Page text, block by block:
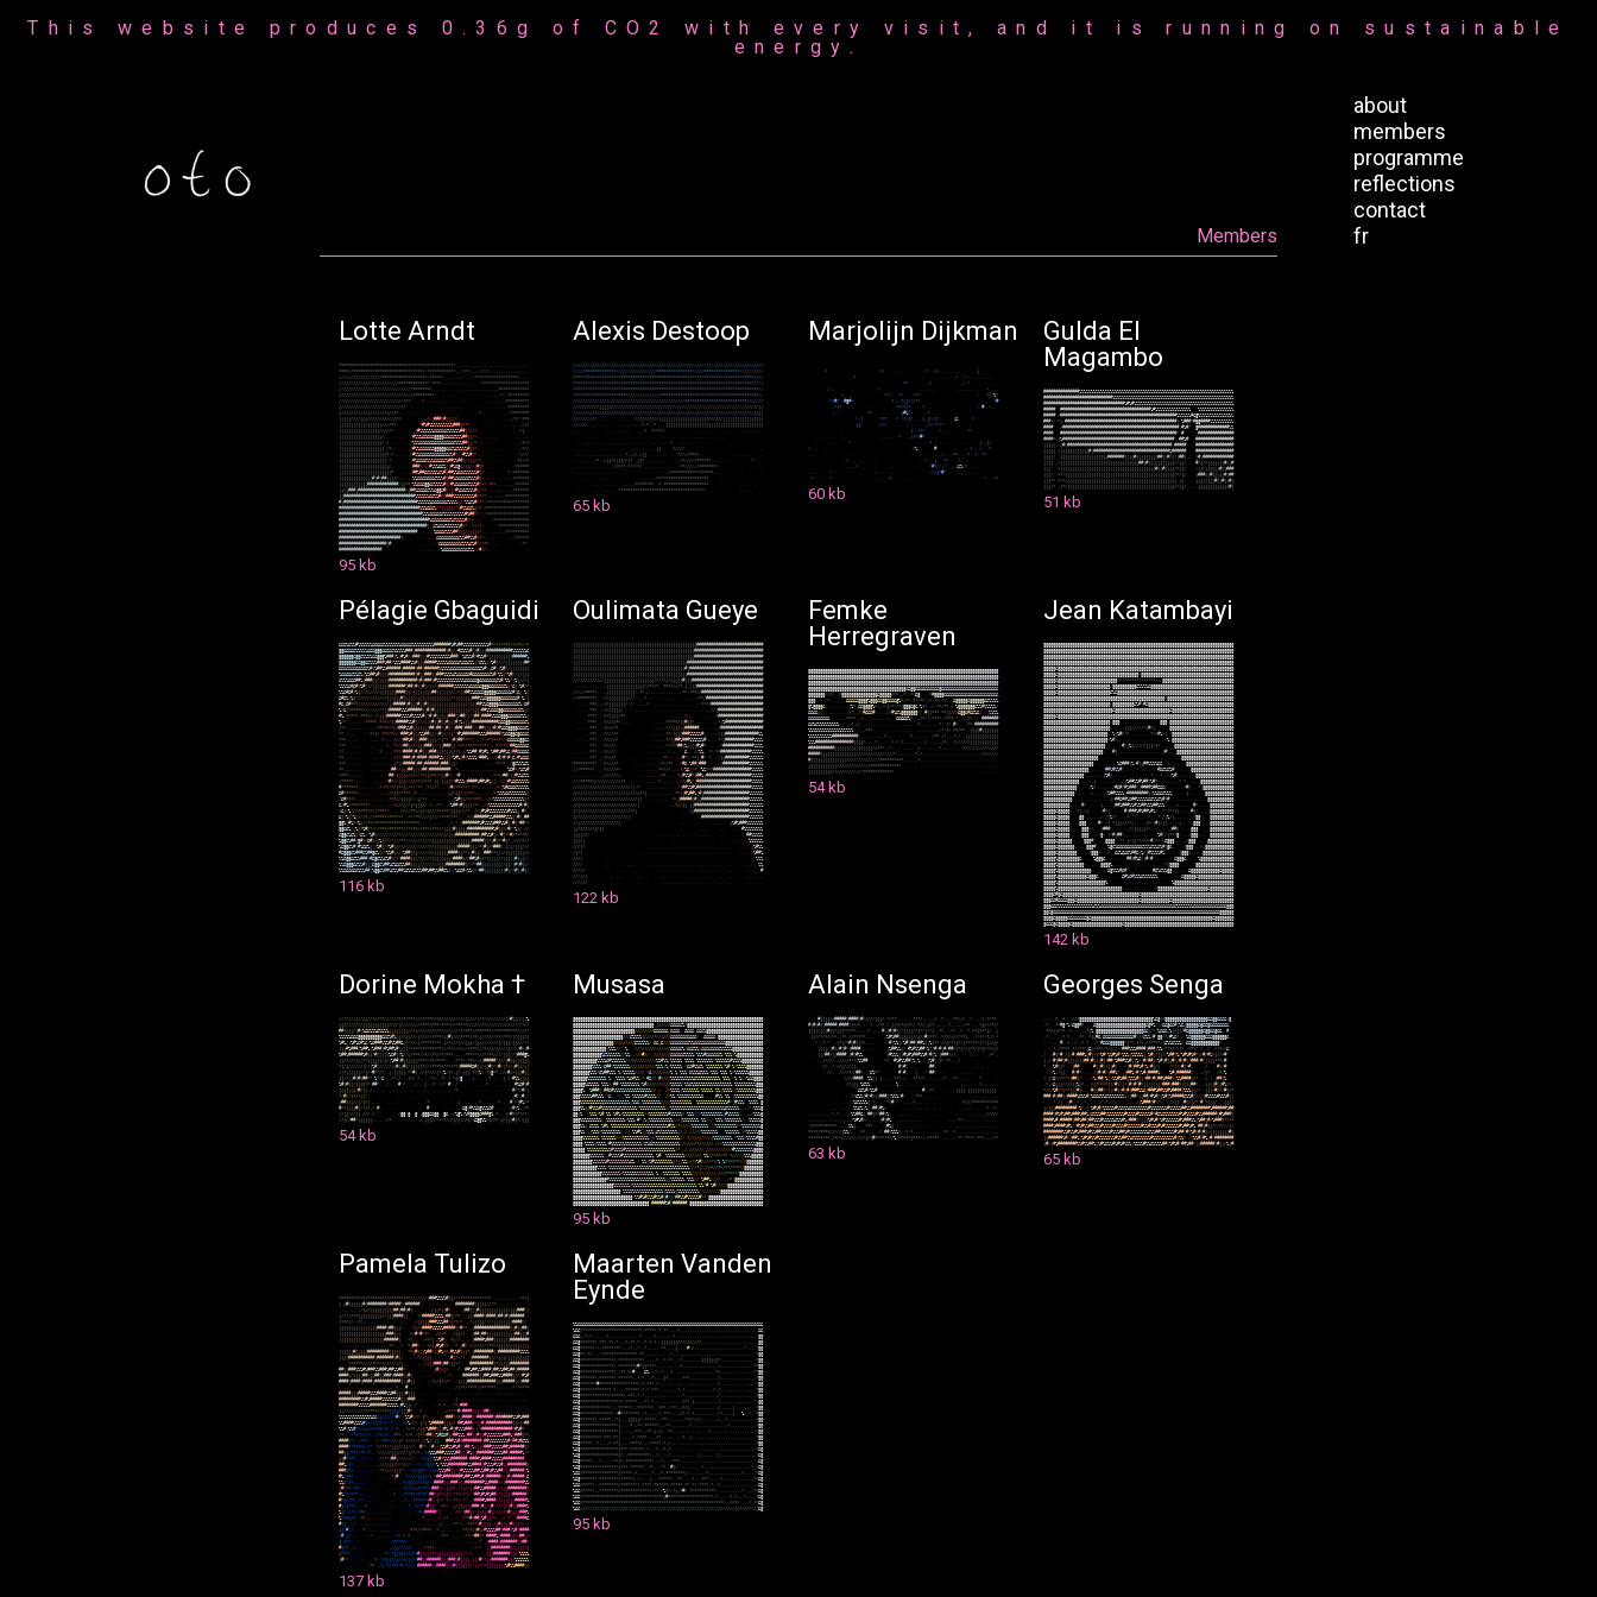
This website produces 0.36g of CO2 with every visit, and it is running on sustainable
energy.
about
members
programme
reflections
contact
fr
Members
Lotte Arndt
*************************************************,,,,,,,,,,,,,,,,,,,,,,,,,,,,
****//********/*********************,************,,,***,,,,,*,*,,,,,,,,,,,,,,,,,
//////////////////*******************,******, ,,,,,,. .., ,*******************,,,,
/////////////////////////*************,****,,,, ,,, ..... ,********************
///////////////////////////////********,, ,, .., ... .,.. ..., ,,,*************
////////////////////////////////********. .. ,,, ,*,,*********
////////////////////////////**. .*,,. ... ... . ,,,.... **********
///////////////////////////*. .... .,,... ..... *********
////////////////////( ///*,,. .,.,. ,..,.,.,,... *. ,. ,,********
////( /////////////*. .,*/( ###( #( /*.... .,. /*/,***
////**, ,*#%#%%%%%%%%%%###( /**,.. . ..,.. ,///
/////*,.. .. ,( #%%%%%%&&&&&&%%%%%##( ///*. .,,,*(
/, , ... ..#%%%&&&&&@@@@&&&&&%%%##( /*,.. ... ..
,
/, /,,.. ..*%%%&&&&&&&&&&&&&&&%%%##( /*,,.. *//
/*,,. .,*#%%&&&&&&@@@@@&&&%&%%%%#( /*,,.. .. *//
*.*,.. .*#%%&&&&&&&&&&&&&%#( /( #%%#( *,,. *///
*,,. .,#%&&&&%%%&&&&&%##%%##( /( //*,.. .. ,**///
/,. ,,###( /( /#%%%&&%( #%&@( /( //( #( *.... ,******
*. ,##%##&&%%%%&%#( ##%%&&&%%%%%#( /,.. *,*******
#( #( ##( /*,, ,..,%%&&&&&&&&%%%#( ##%&&&&&&%%%#( /,,.... .,,,*******
#############/( **/%%&&&@@&&%%%%#( /#%&&&&&&%%%#/**,***,, ,,,******
###( ####################/( ##%&&&&&%%&@@&#//( /#%&&&%%%#( /**,,,, ,,,*******
##############################%%%%%%&&%%#( ###%%%%%%%%%#/***,,,,,,,,**********
#( ###############################%%%%%%&&&&&&&%%%%( //%%&%#/**,******************
##################################%%%&&&%//( ( ( ( ( //( #%%&&%( /*,*******************
###################################%%%&&&&&&%%%%%%%%%#%##/*,,,******************
######################################%&&&&&&&&%&%%%%#//*,,,. ***************
#####################################( ,( &%&&&%%%%%%#/*,,*//*,. *************
#################################. ,%&&&&%%%##( //( *,, ,,**********
##########################( ..,&&&&&&&&&&%%##%%#/**,,. ,,,******
####################( #, ..*&&&&&&&&&&%%%&%#*//**. **,
##################, .,%&&&&&&&&&&&%%//#//..
95 kb
Alexis Destoop
////////////////////////////////////////////////////////////////////////////////
/////*************/////////////////***************/////***************//////////
****************************************************************************////
****************************************************************************////
******************************************************************************//
******************/****//////////////****************************************///
///////////////////////////////////////////////**************************///////
/////////// (//////////////////////////////////////////////////////////////
////////////////////////////////////////////////////////////////////////////
////////// . . . . . . . , .////////// (//////
////// , , , . , , , . . . , . , , , , .* ,* . .* .
.
. . , . , , , , , , ,* */**// . . , . . . , , . . , . . . . . . . . .
. . . . . .
. . . . . , . . . . . . .* . .
, . . . . ,*//// ,
.
, . . . , , , . . , , , ,* , .// ,/ , . .*////**** , . ,
.
,
, , , , , ./* . ,/ (// (// (* * . . ,/*/////****** , , , , .* .
. . . . . . . . . ,//*/* .*/ */*/ , . . , . . , **//////******** ,
. . . , ******************* , .
, . . . , , , , * * * * ****************** .
.
. . , , , , , ******** , ,* ,******************* . .
. ************************************* , . .
65 kb
Marjolijn Dijkman
, ..,,
.
*
*/ ,,,. ,. ., * /*,....,,,,.., .,.( ..
.,* ., , .... .. ,*,.,*,.....,....
. ** ..,/ ,..../,*. ,.,,,,.
,/,. . /.. ,...., .....,,.... *,...
.. /,.. . **/, ,**,,. ./** ,. ,**/%*
//#/..#@#*. ..*.,,*( ///**.. . .,,,..*#
,*( * .,,. .. .,**/*/*.. * .,. ./.#,,*,.
/, .** ,... .,( #%/*,,. ...*,,..
.. . *,* .***, ,*,**/( /,... .( //( *. &, *
/ .//*, .. ,,...,.. .,,///****. ,. .,
., , ..,( .,***...,. /,.. , **.
.
,.... . ... . .,.... * .,//*/#*,.. .,
.. .., * . . ,. ...,,,* ,.. .. .. ,. ,( /
*.., .. .*%,. # ... ..,*.,,/,..*
,.,. . ... .. ....,,/,,. .**,,,,* ,*, **
. .*... ..,.. , .,,*...( .,,**. .,*,,..,..,
.
... . .,,,*.. . .... .. .*#*//,* .,( &%/*,.. ,
,,,,.. . *.,, . .. .../... ., ,*/( /#/ .,.. ,,,,.
.
,*,.....,*. . .,.,..*.. ,.,.. *,. .**
60 kb
Gulda El
Magambo
###############%%%%%%%%%%%%%%%%%%%%%%%%%%%%%%%%%%%%%%%%%%%%%%%%%%%%%%%%%%%%%%%%%
#############################%%%%%%%%%%%%%%%%%%%%%%%%%%%%%%%%%%%%%%%%%%%%%%%%%%%
##################################%#%#%%%%%%%%%%%%%%%%%%%%%%%%%%%%%%%%%%%%%%%%%%
##### ######################################%#%%%%%%%%%%%%%%% %%%%%%%%%%%%%%%
##### /#################################################%%%%%%#&@%%%%%%%%%%%%%%%
###*/,*( ###############################################( %###*#@@####%%%%%%%%%%
#### ,/#################################################. #%#/. @#############%%
####. #################################################/ # ###############
####*, %############################################### ##%# ,################
#( ############################################. ##### , ################
/( #( ################################%###### ################
*. #######( #( ##( #( /( ##( / #( #############
/( ##( #( //( / #/( /*( #(
#
*( #( #( /*( /. /( /( #( ###
/,,**/( /*/( /, ###( #( #( ##
**,*/*/( ,. #( #( #(
/*,,( */( /*( /. #(
51 kb
Pélagie Gbaguidi
&&&%&%%#%%%%%%&&&&&%%%%%%%&&&&&%%%%%%%%%#######%#%##%%%%%%%%%%%#********/*/**//*
@@&&&&&%%%%%&&&@@@&&&&&%%%%%###( #############( #( //#&%%%#( #( ###########%%%%%%&
@@@@@@&@@&%%%%&&@@@%###( %( #%#//###( #%%%%%%%%%###/,%&%%#/#%%#/( ######%
@@@@@@@&&@@&&%%%###%##/%%%####%%#( #####%%%%%&&&&&%&&&%%( *&%%( /%#( ///( ##
&&&&&&&&&&&&%#( %##%%######( #####( ##( ######%%%%%&&&&&&&&&&&&&%#( &#( %#//(
%&&&&&%%&%( %%##%#( ###########( #( ###( ###%%%%&%&&&&&#&&&&&&&&%#/%%( *%#//( /(
&%%%&&&##%( ###( /( ############( #( ###( #%%%%%%%%%%%%&&&&&@&&&&&&&&%#/%%/( %( ///(
%%%%&#&#( %#///( #######( ##( #( #( /( //( ######%%%%%%%&&&&&@@@&&&&&&&%( *&( ,%#//
%%&#&#( %( ////////( ####( /( ##( ////( ##%%&&&&@@@@@&&&&&&&#/&( ,%(
&#&%( %( /////////////( #( /( //( ###%%&@@@@@@&&&&&&&#/%/(
#&( &#***/////////////( #####( #( #( #( /( ##%%&@@@@&&&&&&&&&%/&#
%/&( ******/////////( #####%%%######( #( #( /( ##%%&&&@@&&&&&&&&%( /
#%/*****,****/,//( ######%%%%#%%%%#( #( #( ###( /##/( /( ##( ####%%&&@@@&&&&&&%%(
%/*,,,.,,,,*****,***//( #####%%#( ///( #( #( #( #( %( ###########&&&@@&&&&&&&%
/**,,,,,......,,*****/*//###%%#( ##( ##/( #( /( ###( ###///##( #( #%&&@@@@&&&&%
**,,,,. .. */( *,***/*///###%#( %%##( /( #( //( /*#%#######%%%######( %&&@@&@&&&&
***,,.., .,,,*,,, //( ##%#( ###( /*( /*, #( ##*****,,,*,*******/( &&&&&@@&&
***,..,... ..,,,,,*,.**//##( ///( ###( //( ###( ,***/*********,,,*/***/##&&&&&&
**,,.,,.. ..,*,,,,,***/####( #( #( ###( **,( /%%##,#%#%, %##%##%&( ##&&&&&
**,,..,,. ..,,,,,,,*( */###( #( ####( ####%%( *%#%( #( %%%%/###%, //#/#/#( &( #%&&&
***,,.,,.. .,,,,,,,,,( *( /#####( ##( ######( ###/( / ....,,****,,/@&%%%&%
**,,,,.,.. ...,,,,,,##*/( ##( ##( #########,, *,,, ,,,,,,,,.,,,.. %&#*( %&%#
/***,,,... ...,,,##/( //////,*/( **//( #//,*#. */*/##/( #%%&%%
/*****,,... ...,,*#*//( /////*//*/*.( ,( **#%%%( ####%##%#%/( ,,*/( #%&&%%%%%
#/******,,,,,....*,**/*/( */( //*/. **. .*///*.,, ,*#/******,**,,,,,,,,**( %#&&&&%%%%%
&#******,,,...... .,,,//( *//***. /*. ., ... .( *( ////**,,,,,,,,*/%%%&&%%%%%%%(
/&#****,,,,,,,,....,,***//( //,( /*/, ., %#( /*/****,,,*/%%%%%%%%%%%%%( *
&/#%/********,,,,,,,.,,*///( //( /( //,*,,/*.. /%##( #( /**,,/( %%%%%%%%%%%%%#/#(
/&( *%( //****/*//*****,,,,,*////*//( //( ///*/***/( ///*,,*/( #%#%%%%%%%%#%%%( ,#/.
&( /%( /%////*///*****/******,,**/**////( ////****/**,,,,*/( ######%%#####%%%( ,#( ,##
@@%( #%/*%( //**/*******************. .,,,,,,,...,*,*,( #######%#%%%%###%%#( ,#( *##/*
@@&&%/( %( *%#/*///***/******//****//***/***//( #( ###########%#( */#/*%( /,//
&@@&%&%( *&%//%#//////////*//////////////////( /( ##########( ##%%#( /*#( **#/*****/
%@@&%##( @#( *&#( /( %( ///////**///////////( #####( *( #( **#( /,////*//
%&@@&%#( #%&&%( /( %#( /*%#( ///////////////( #####( /*( #( /*###/,( /( /( ///
#&@@@&%###&%##@&%( /*%%#( ///%##( ///////( ####( /*( #( /,###/*( ///( //
%%&@@&&%%###( #&@&%%&%#( //*####( /( ////( ####( //##%#( /*( //( #( //
%%&@@@&&%%#( &@@&%##%&%&&%%##( ////////( ########( //**##( //( /( #( #( //
%%&&&&&&%%%##( %@@&%##%&%%##%&%%&%%%##%##%%##&%( //%&&#( %%( */##( #( //#( #( /
116 kb
Oulimata Gueye
(############################
(#############################
(#############################
(################################
(#(###############################
(################################
///////////// (/*//* (/ (#( (##############################
. , (//**/* , ,***////* , ,/ (############################
/////**** * , , (/ ,*/ ,/ , , , , , . . , , . , . , ,** ,***//##########################
//******* * , */ (/// , , , ,* , . . . . . . . ,***/########################
** * , */ (/ .* , . . . , .* . . , ,***/######################
** * *// (/ . . , . . . . , . . . , ,// (###################
* ** * *// (/* * . . . * . , ,*###################
*** * */// (* * . . . ,*****/ (#( (* . . . . . , .* (%################
* * * .*////* , . . . , ,*// (######. . . . ,/##################
* * * .*////* . . . . , , ,**/ (###%%%%%#, . . . , ./ (##############%%
. * * * .*////* . . . , , ,*/ (##%###%%%%%%#. . . , ,** (############%%%%
,
* * * ,*//// , , . , ,**/**##(%( (#%#* . , . , ,*#############%%%%
* * * .*//// . . , / . , . , . .&. , ,//%%, , */ ,**#############%%%%%
* * * .*///* . . . . . , , , ,** , , , . ./#*/ ,** .#/ .* , , ,/ (##########%%%%%%
******** * * ,*////* . . . . . . , . ,*//** . . ,/#&,%##(###, , . , ,/ (###########%%%%%%
///**** * * , ,*////** . . . . , , ,**//* , , , ,*/%&//* ,/%%***################%%%%%
. . . . ,/////// , . . . . . . , , ,** , , , , ,* (#%%#* (##%(###################%%%%%
///*****/////////////* . . , , ,* , . . . . . , ,/*/#%/ (#######################%%%%%
///////////////////////// .* . . . , , , , . . . , . ,/ (##%%#%#######################%%%%%
////////////////////////////// . . , , , . . . , ,**/ (#%##%(#(###################%%%%%%
/////////////////////////// . . . , , , ,*/ (#####(#( (####################%%%%%%
// (//////////////////////// . , ,*// (#######################%%%%%%
(/ (/////////////////////// (#######################%%%%%%
(////////////////////// .####################%%%%%%
// (//////////////// (%#%###%%%%%%%
(/////// (/ (/ . . . .#%%%%%%%%
(/// . . . ,##%%%%%
(/ . . . .%%%%%%
/// * . . (%#%%
/ (// . , . . ,%##%
//// . . , . . ,%%%
//// . . . . , ,%%
///// . . . . , . . . . .#
///// . . . . . .
////// . . . , . .
122 kb
Femke
Herregraven
@@@@@@@@@@@@@@@@@@@@@@@@@@@@@@@@@@@@@@@@@@@@@@@@@@@@@@@@@@@@@@@@@@@@@@@@@@@@@@@@
@@@@@@@@@@@@@@@@@@@@@@@@@@@@@@@@@@@@@@@@@@@@@@@@@@@@@@@@@@@@@@@@@@@@@@@@@@@@@@@@
@@@@@@@@@@@@@@@@@@@@@@@@@@@@@@@@@@@@@@@@@@@@@@@@@@@@@@@@@@@@@@@@@@@@@@@@@@@@@@@@
@@@@@@@@@@@@@@@@@@@@@@@@@@@@@@@@@@@@@@@@@&&@@&&&&&&&&&&@&&&&&&&&&&&&&&&&&&&&&&&&
@@@@@@@//*/, ,*@@@@@@@@@@@@@@@&@@@@@***,,*,,**&@,.,,*#@@@@&&&&&&&&&&&&&&&&&&&&&&&
@@@, ,*, ,*..,, ,, &&&&&@@@@%@@@&&@@&&&&@%*/**,**/**, //,**, **,, ,&@@@@@&@@@@@@&&%%%%
@%@@@@&,.. .( %*,&&@@@@%*/,//( /**/*( @@@&@&/%**,,/,**/**, *,%@@@@@@@&%%#%%%%%/
&&&&( .., ,. .. .,//,,/,#&&&#., ,. ,//#%&%@@@@@@@*/,#( ***,**( ///&@@&#&&%&/ ,.%%%%
&&&&&&&&&, ,****, ,*,,. ,, ,... ,, &&&&&%*. **,*,***/, /***, *,.,/( *,,, #######
&&%&%%%%%%%%%. *,//,, ., ..... .. .... ,.*,,,, ,. ,*,, */,#/,,, .**,##########
%%%%%%%%%%%%%%%%%%%. ,***. .. ,, ,. /*, */, **/**.. #(
%%%%%%%%%%###########, ,,, ,*,. ,*,. ., /**,//, ,,*,/,,
%%%################( /,,. *., .*,*, *,. ,,,,,, *.. .,,/*,, *//////(
###########( ///**,,*. ,.. ./,. ,*. .,,,,,,*//////////////
#####( ///////////////*,. ., ,. .,*, /,, .. ..................,*//////
#( //////////////**********, ,. ,*, .............,,,
//////////////*************. ...........
//////////////*************. ........
54 kb
Jean Katambayi
@@@@@@@@@@@@@@@@@@@@@@@@@@@@@@@@@@@@@@@@@@@@@@@@@@@@@@@@@@@@@@@@@@@@@@@@@@@@@@@@
@@@@@@@@@@@@@@@@@@@@@@@@@@@@@@@@@@@@@@@@@@@@@@@@@@@@@@@@@@@@@@@@@@@@@@@@@@@@@@@@
@@@@@@@@@@@@@@@@@@@@@@@@@@@@@@@@@@@@@@@@@@@@@@@@@@@@@@@@@@@@@@@@@@@@@@@@@@@@@@@@
@@@@@@@@@@@@@@@@@@@@@@@@@@@@@@@@@@@@@@@@@@@@@@@@@@@@@@@@@@@@@@@@@@@@@@@@@@@@@@@@
@@@@@&@@@@@@@@@@@@@@@@@@@@@@@@@@@@@@@@@@@@@@@@@@@@@@@@@@@@@@@@@@@@@@@@@@@@@@@@@@
@@@@@&@@@@@@@@@@@@@@@@@@@@@@@@@@@@@@@@@@*@@@@@@@@@@@@@@@@@@@@@@@@@@@@@@@@@@@@@@@
@@@@@&@@@@@@@@@@@@@@@@@@@@@@@@@**/*************///@@@@@@@@@@@@@@@@@@@@@@@@@@@@@@
@@@@@&@@@@@@@@@@@@@@@@@@@@@@/@@@@@@@@@@&%%%%&@@@@@@@@@@@@@@@@@@@@@@@@@@@@@@@@@@@
@@@@@&@@@@@@@@@@@@@@@@@@@@@@&%&@@@@@@@@@@@@@@@@@@@@@@@@@@@@@@@@@@@@@@@@@@@@@@@@@
@@@@@@@@@@@@@@@@@@@@@@@@@@@@@@@@@@@@@@@@@@@@@@@@@@@( @@@@@@@@@@@@@@@@@@@@@@@@@@@@
@@@@@@@@@@@@@@@@@@@@@@@@@@@@/@@@@@@@@@&%#( #&@@@@@@@@@@@@@@@@@@@@@@@@@@@@@@@@@@@@
@@@@@@@@@@@@@@@@@@@@@@@@@@@@@&@@@@@@@@@@@@@@@@@@@@@@@&@@@@@@@@@@@@@@@@@@@@@@@@@@
@@@@@&@@@@@@@@@@@@@@@@@@@@@@@@@@@@@@@@@@@@@@@@@@@@@@@@@@@@@@@@@@@@@@@@@@@@@@@@@@
@@@@@@@@@@@@@@@@@@@@@@@@@@@@,@@@, @@@,@@@@@@@@@@@@@@@@@@@@@@@@@@@
@@@@@@@@@@@@@@@@@@@@@@@@@@@@, ////*( #/( ,, @@@@@@@@@@@@@@@@@@@@@@@@@@@
@@@@@@@@@@@@@@@@@@@@@@@@@@@,, %( %#//*. ,, **/#%/( *@@@@@@@@@@@@@@@@@@@@@@@@@@
@@@@@@@@@@@@@@@@@@@@@@@@@@@, %#, ,, ,, /%, @@@@@@@@@@@@@@@@@@@@@@@@@@
@@@@@@@@@@@@@@@@@@@@@@@@@@, ,, .#/( %( /////( /( *, @@@@@@@@@@@@@@@@@@@@@@@@@
@@@@@@@@@@@@@@@@@@@@@@@@@, #( ., #, @@@@@@@@@@@@@@@@@@@@@@@@
@@@@@@@@@@@@@@@@@@@@@@@, .., ,, ,, ,,, ,, @@@@@@@@@@@@@@@@@@@@@@
@@@@@@@@@@@@@@@@@@@@@. .. ., %&###( %/#( ##%%%%&&, *, .. ,@@@@@@@@@@@@@@@@@@@@
@@@@@@@@@@@@@@@@@@@, .., ##%#%%#,, ,*, ,, ,#&&%&%#, ., @@@@@@@@@@@@@@@@@@
@@@@@@@@@@@@@@@@@. ., ., %#/, ,, *, *,,/( %#,,.., @@@@@@@@@@@@@@@@
@@@@@@@@@@@@@@@.. ,, ,, /( %##%%#%##( %#*, ,,, *, *. @@@@@@@@@@@@@@
@@@@@@@@@@@@@@. .. %*, ,, /#&#/#%###( ####%##&&&/, ,*#( *, @@@@@@@@@@@@@
@@@@@@@@@@@@@. .. /,, %##%%%%/#########( %%&&&%%%, ,, @@@@@@@@@@@@
@@@@@@@@@@@@. ., ,, ,( /##&##%&##%%%%%&&%%&%#( #, .. ,@@@@@@@@@@@
@@@@@@@@@@@, #/. .... ,,,##%###%%#%%##%%%##%%%, /, #/. ., @@@@@@@@@@
@@@@@&@@@@@. *( /( .. /#*( ,, ,#( ###%#%##%#%/, *, **/( #( /, @@@@@@@@@@
@@@@@&@@@@@. @@, ., /, /( %*/. ,,, *., *,, *, /( %/( ,, *@@, @@@@@@@@@@
@@@@@&@@@@@. ., @@@, #*, .*, *( //*( ,. ,( */( #( /( ,, .,( ,@@@, .. @@@@@@@@@@
@@@@@&@@@@@. ,, @@@*/. ###,, ,., //( //, ,, ,, ,( ##( @@@. ,, @@@@@@@@@@
@@@@@&@@@@@.. @@@/, /, @,,*/#( ##,, ., .. ,. ,%#//( ***@, /@@@, @@@@@@@@@@
@@@@@&@@@@@@. ., @@@#, .. @@@@,,**, /( /*/**/#,**,*&@@@. /@@@, @@@@@@@@@@@
@@@@@&@@@@@@@. ., .@@@#, %@&%&&&&&&&&&&&%%%&%%&%#( @&, ,, *@@@, *, @@@@@@@@@@@@
@@@@@&@@@@@@@@. *@@@/, *. &&%&&&%##&( %/( #%%%%#%. ., @@@( @@@@@@@@@@@@@
@@@@@%@@@@@@@@@&. %@@@&, ##( #%&*( #/#. &@@@&, %@@@@@@@@@@@@@@
@@@@@%@@@@@@@@@@@,. @@@@%,, *( @@@@, @@@@@@@@@@@@@@@@
@@@@@%@@@@@@@@@@@@@@. ., &@%%%#&#. #&%&%%@@. ., &@@@@@@@@@@@@&@@@@@
@@@@@%@@@@@@@@@@@@&@@@&. ,&#%&#%%%&%%%%%%,. &@@@@@&@@@@@@@@@@@@@@@
@@@@@%@@@@@@@@@@@@@@@@@@@@%. %@@@@@@@@@@@@@@@@@@@@@@@@@
@@@@@%@@@@@@@@@@@@@@@@@@@@@@@@@@@,. .. *@@@@@@@@@@@@@@@@@@@@@&@@@@@@@@@@
@@@@&#@&@@@@@@@@@@@@@@@@@@@@@@@@@@@@@@@@&@@@@@@@@@@@@@@@@@@@@@@@@@@@@@@@@@@@@@@@
@@@&&#&&&&@@@&@@@@@@@@@@@@@@@@@@@@@@@@@@&@@@@@@@@@@@@&@@@@@@@@@@@@@@@@@@@@@@@@@@
@@@&&&%%%%%%%%%%%%%%%&%%&&&&&&&&&&&&&&&&&&&&&&&&&&&&&&&&%%%%%%%&&&&&&&&&&&&&&@@@
@@&@&&&&&&&&&&&&&&&&&&&&&&&&&&&&&&&&&&&&&&&&&&&&&&&&&&&&&&&&&&&&&&&&&&&&&&@@@@@@
@@@@&@@@@@&&&&&&&&@&@@@@@@@@@@@@@@@@@@@@@@@@@@@@@@@@@@@@@@@@@@@@@@@@@@@&@@@@@@@@
@&&&@&@@@@@&@@@@@@@@@@@@@@@@@@@@@&@@@@@@@@@@@@@@@@@@@@@@@@@@@@@@@@@@@@@@@@@@@@@@
142 kb
Dorine Mokha †
///*///( //( //*//**//////*/*/***///*/***/*///////////( //////*/////////( /#( //(
%
///////( ////( /////////***/***,****//*****///////*///////////////*//
##( /( #( %&&%%%&%%%%( ///( /////////*////////*/***//******//*********/////
%%%%%&&&@@@@@@@@@@&&&%#%( //( ///( /*////***/( #( ///*/**//*/( ///*///*//**/( /( /(
%#%( %#%&#%&/%&###%%%#%%##&( /////( /********,( /////( //( /( ////////( /( /( ///*/
#%###( %##%( %###( #%##%#( //*************//*////////***///*//( /( ////( ////#(
#
%##%######%#( /#( %&#( %//( /***//*///*//*/***,,,,,******//*/**////( //( ###@%
/////( ///*( /( /( %##( #( /***//*/****,,, ,****,***//( #####/( //( #( /(
*( /( //////( //( %#///////( #( #( /( *///***********( #####&#( /( #( *( #/( *//( #( /(
/( *( //( /*#/*//,,( ,( **#( //( *///( *( %/( *, /, ,**( %, *( @**, ///#//( #(
//( #( #( ##/*,%*/&, /*,/. ,( */, *, ,, **/. **. *, *( /@. .,( .,. ,., *, ,. */#%%(
%#( #( /( **,##*. ,,/,,, #, *.. ,/. /*,,/*. #. ,/. , ,. *,. .#%&#( #
/#/( /, ,.. ,, ,, ,. ,. ,,. ,,. *, .. . , .#/*/#/(
*/#//( *//( /,. , . .( #//#, /
##( //( /( /( ,. ,. * *. *. #,*( #%/*
#/*( #( ///*. /. #, # &@( #%%&@%%%&#. /#( %,,**
//( ///( ,//*./. /@@ @ @ @@@&&@@ @&, /%@%( %#@@@@&###@%,*, ,( *#*/**/*/
//( //##/( ,, /*, ,, .. /, //**/*///( /( ///( /( &@@%%/( //*,( /( #( */(
54 kb
Musasa
@@@@@@@@@@@@@@@@@@@@@@@@@@@@@@@@@@@@@@@@@@@@@@@@@@@@@@@@@@@@@@@@@@@@@@@@@@@@@@@@
@@@@@@@@@@@@@@@@@@@@@@@@@@@@@@@@@@ (/////&&&&&% * @@@@@@@@@@@@@@@@@@@@@@@@@@@@@@@@
@@@@@@@@@@@@@@@@@@@@@@@@@@////////&&&&&&/&&&&. .&&&&,&&&%@@@@@@@@@@@@@@@@@@@@@@@@
@@@@@@@@@@@@@@@@@@@@@///&%%%%(/////// (///&&&&&&&&&&&* . .&&&&&/ @@@@@@@@@@@@@@@@@@@
@@@@@@@@@@@@@@@@@/////////&%%%%%/ &&(&///&&&&&&&&%%&&&&&&&&&&&&&@@@@@@@@@@@@@@@@
@@@@@@@@@@@@@@(%%%// . .%. . .///////////////&&&&&%/&&&%%*&&&&&&&&%%%%%@@@@@@@@@@@@@
@@@@@@@@@@@@%&%%%%%%//%%. .///#// .///////&&&&&&%%%%/%%%#&&&&&&%*%%%*%@@@@@@@@@@@
@@@@@@@@@@%%%%&#%%%%%%/////////////%%#%%/%%%%%,%%%%,%%%%%%% *%%%%%%#%%%%@@@@@@@@@
@@@@@@@@%%%% *&##(%%%%%%%///////////%%%(%/%%%%%,*&&#%%&%,%%%%%%%*%#.%*%%%%@@@@@@@
@@@@@@@%%%*&%##%%%,%,%%%%%//// ,*&////////%,%.%%%*&%%%&%%%/%%%.%%%,% *%%%%%%@@@@@@
@@@@@@%%%%%%%%,% .%%%%*%&#%%,* ,#&*/ ,#////%%%%%%%%%%&%%%%%%%%%%,%%%,*%/%//%&&@@@@
@@@@@%&%%%%,%%%*/## %%%%%%%%*%#//////////%%%%%*%%&%%%%%%%%%%%%%%%%%,%%%%%%%%%@@@
@@@@%. .%###( ,##&#%%%%%%%%%%%%%%%%// / //%%%%(%%%%%%%/%%%%%.%%(%%%%* (%%%%%%%%@@@
@@@%%%%%##%%%, *&, , ,* , ,%%.%%%%%#%%%%// //%%.%%%%%%%%%%&. . . . .#%% %%, (%%%%%%%%%%@@
@@@%%%%%%%%%%%%%%%%%%%%%(%%&,%%%%%%%%////%%%%%%%%%. .%%%%%%%%%%%%%#* (#%%%, ,%%%%, @
@@@%%( (#%%%#%%%%%%%&%%%%%%%*%%%%%%%%%%%//%%%%%%%%%%%%%%%%%%%%%%%&%%%%%, , , ,* ,%%%@
@@(%. .%%%*%#,%%,%#% *%%%%%%%%%* (%%%%%%%%#%%%%% * %%%***%%%%%%%%%(#%%%%%, , , , ,/%%%@
@@@%%%%%%%%%( ,%%%%%%%%*%%%.#* (%(%%%%%%%%%%/// (%%%%%%%.%%* ,/ ,%%%(%%%%%%%/ , ,%%%%%@
@@@%%( ,&%%%.%#%.%%%%%%%%%%%%%%%%%%%%%%%%#%%/*/////%%%%%%%,//%%%%%%%%%**%%%%%%%%@
@@@%%, (%%%*%%%%%%%%/ ./ .%%#%( (%%%(&%%%%%%%%// ,/ ,/////%%%%%%%. .%%%%%%,**%%%%%@@
@@@@%%%%%%%,%%%%%%//*%%%%%%%%%%%///%%%%%%%%%%// .*///////// (%%%%%%%%,*%%%*%%%%#@@
@@@@*%%%%(%%%%/#%%%%%%%%%%%%%/&%&&%%%%%%%%%%%.//////*////// .///%%%%%%%%%%%%%%@@@
@@@@@.%%%%%%%%%%#%%%%#%%%%%%%%%%%%%%%%%%%%%/* , ,/ .////// ,///////////#%%%%%%%%@@@@
@@@@@@@%%%%%%/ ,#%%%%#%%%%%%%%%%%%% %#, .%%%%%%%%/////// ,%%//***/** */////%%%@@@@@
@@@@@@@@%%%%%%#%%%%%%%%%&%,/ ,%%(%#%%%%%%%%(* (%%///*%#////**/%,% ******/// @ @@@@@@
@@@@@@@@@@%%%% *%%%%%%%%%%%%%%%%%%%%%%%%%%%%%%%%%%///* (////*//**/**/****/ @@@@@@@@
@@@@@@@@@@@@%%%%%%%% *%%%%%%%%%%%%%.%./%%%%%%%/%%%%////////// ,///****** @@@@@@@@@@
@@@@@@@@@@@@@@#%%%%%%%%%%%%%%%%%%%%%%%%( (%%%%%%,%%%// ,%##%//// . . ,/* . @@@@@@@@@@@@
@@@@@@@@@@@@@@@@@%%%%%%% *%%%%%%%%%%%%%%%%%%%%%%%%%%%/%% *# %#///// @@@@@@@@@@@@@@@
@@@@@@@@@@@@@@@@@@@@.%%%%%%%%%%%%%%%%%(%%%%(%%%%%%%%%///////// @@@@@@@@@@@@@@@@@@
@@@@@@@@@@@@@@@@@@@@@@@@@/%%#%#%%%#%%#(#/ (/##%%#%%%%%#/* , @@@@@@@@@@@@@@@@@@@@@@@
@@@@@@@@@@@@@@@@@@@@@@@@@@@@@@@@.######%#/######, @@@@@@@@@@@@@@@@@@@@@@@@@@@@@@@
95 kb
Alain Nsenga
#( //#####( ####( #/( ///( /,*/**, ,, ***/,, /, *, **/// .*, *, ****,
#( #( #( #####( ####/( *( *, *,,/**. /,( /*/*( /*//,*//,( /*,, ,, *, **, ,,,*( ///*//
/( #( *( **/**. *,,,, #, #( #( //( //( */( */( ,,**,, **, *, *, **( */*( /,,
//*/*//**,,**, //*****, %#%##( //( //#/***,, */*/( ///**( */*/,*//,*
*, *, * *( /*#( #( */, /,#( %%( /%#( ##( ##%( %( ** //( /*/( */( *****/( */( //( /
/( #( /#( #*( ####. ,, %##%%( *, #%#%%##/%**#/#( #/##/( *( //( /*/( *( //*/( /
/##/( ####,( #( #%%. #%%%( #%#%###%%#/#( %. ###///, /,. /*,
/////, /////**/( %%##., **, #%#%%##( %. %, .. %#( .( *,**.
/
//. /. //( ///( ,. #( #/,,,,. ##, ,
//. ////*//##/. /&%** #. #. .( *. ##/.
////####. %%( ***. /. , ***/*,, ., ,..*, **, ,. *.
//( ,%&%%, %. * .,
&&%#/%%#.. ,.... # **. /(
,
, **&%%( #/#/( ###( %%%/#. , ,***,,, . ..
,
,%&%%%%( ,*. *( #. ,*,,,,,. *///***********
., .. %%&%( %/. ##( #%/ . . *. *,
., ,,, ., ,*,*,, ,,,%%##&( ##( */##( % .. . .. .., ./////
,,,,,,,,,,,,,,,*%#%#//,. . #( #% ., ,, ,,,,. , .,,,,**,, ,. ,.
,***********,, ,,, %%( .. ***, #%( ., ., .,, ..., ,,,,,,
,
**/*/****/////( %%/. ,**, ,, *, ##( %%%( .,*,*,, ., ., **, *.. ., ., ,, ,,
,
******/**, /*/*//////////( /( #*******/%/*****( ***//,*****,,,, ,**,****,***,,,,**
63 kb
Georges Senga
.,.,. *. *. ,//*@@@@@@@@@@@@@@@@@@@@@@@@@@@@@@@%&@( *@@@@@@@@@@@@@@@@@@&&@@&&&&*@,
,*, **#@*%/&@@#*,,, ,&@@@@@@@@@@@@@@@@@@@@@&@#%///&&@&&#( %&( @@@@@&@&&@&&&&&&&&..
**/( ***.. *, ,, ,. *( %.@@@@@@@@@@@@@@@@@@@@&&( /*/%&&&( %( /#&@@@@@@&@@&&@&&. #.
,*,.. *,*., ,.**. *( #&/&&&&&&&&&&&&&#/( /&%%( #, @@/*/#%&*,/,%&@@@@@@&&&@@@@@@&
.
.. .,. #. *,./,.*. *.. *. #&&&@@@@@@*( **, */*,/*****/( &%%&%%%/,&&@@@@@@@@@@@@*
.. *,/****,**/**/( &( /***/*/( ////###%%%####( ###( %%/***/**( *,,***/,*,,*,,***//&
/. #( *#,/( /#,###%( #( *( *%#*%%#%#*%%%( %%%%%( ,%#( /( //%##( %/%#%#%#*( /#/#%*( //*#
,/,#( ##( #( /( ##( #( #( /##*%###%%#( %*( #/##( /%#( #( #( /#( #( ###/#/( ***/#
*. .%#( * ## #( #/( #/ /( #( ##%#( %/#( /( /*///#( *#. . ,/. #*/#
,. *%,/( #/#*... .( #/#/( ##%*,,( ##%( #( %#( ####%. %#( ######/ ,,./( *.. /*/%
/. /&*/****( ##( /, ,, ,/%/##/%( /%%#%##( %%%#( /##*#( ##%###( %%####( /*,,,/,*,( ##( %.
,*,/&( ////( %( *,,,*( /****( /#( /( /( #( #/#( /( /###( ###/( ##*,,.( #( #%/*.
*///%#/*( **( #( ,,,,#( ##( *( *#( #( #( ###%%&( ###%##%%#%####( %%%( /*,.( *#/*/#( /*
###/#( ##( ####%&%%#( %&&&%%&%%%%%%%( /( ##/( ##/#%#( %#( %#####&%%#////( #%%%%#%%%#(
.*./( ,,( #,,*,,*,,,,,,,,*.,*,,,,.,..,/( %###( #*/*,..//( ,.#( /( /*,#,*( /,..( //
/( #########.%*,( ,%#%#/%%%%%#%%%%%&%%%%%%%#%%%%%%%#%%%%%##%%########%######%##
####( #%#%##%###%##%( &%%%##%%%%%%%%#%%%%#%%%%%#/#&%&%%%%%%#%#%%%%#%%######( #%###(
####%#( #####( ##%##( ##%%%#%%%%%&%%#%( ###//( %#%#*%#%%%%%%#%###%%( %##( #*%###( */**
####%####%#%/*#%#%%##%%%#%%%%#%%%%#%%%%%%#%%#%%%#%#%%%%%%#%##%#%.##( #( ///**//( /
########%%#%%#%###%#%%##%%%%#%%%##%#%%%%%%%%&%%##%%%%%%#%##/#( %#( #( #( /( #(
######%#/( ##%( %#%#%%#%%%%%%%#%%##%%&%%%%%%%#%%%%%%%%%#( %%*./( %%#( #%( #/########
#/( #%########%%#%%##%( %#%&%%#%#%#%%%( %%%%#%%&%%%%##( %#%#/##%##/( ######( #( /%( #
65 kb
Pamela Tulizo
******************/**/********///////( ###%%%%#( ///*************,,, ,,,,,,,**/(
,( #( #( ########( #####/( ######., ,. ,, ,,, ########( ///*,. ,,
,
...... ,/( //( ##( ##( #( .. ,/( *( #*. .. ##( #( /( ###/(
/////**( //( ####( */#####%%%%( ##( //*. ,( ####( ####( ##( #( ######.,
****//,,**,,,, ., .. .,, ./( ###%%%##/( /*/* ./( ////( ####//
####( ##( /. *( /( ####%%%%%#####( *#** ###############( #( ##(
###( .*/#*#/**,.,///* .. /( //, ##( ##( ##(
#
######( */,. ,***( ,/%#*, *( .*.,. ####%###( ########
., ... ., ,,,,,,,**,, ,* *( ##*,,,*/( #%#/*,,,*. #/,*///////***/( /(
#( #########( , **( #( %##/( #%**/#%%#( * ########( #########%%%%
###########( #######( #( / ,..,*/( .. .. ,#( ///*. .( #######( //( /(
,,,******////***/////////( ... .,,/( ###( ##/( */, .. ##########( *( ########
##( ###%%%#%###%%###%##%%##*. .. ,, .( #( * ,,*..##%##%%####( ##%%##%##( #####
####( //( ##( ##( ###( ####( #( .,, *,.. ..#######( ##%###%%####( */#%#
####( ####( ####( ###########( #( .,*//( *//*..,( ############( #####( ###
,, ... ....., ,,, ,,,,,,,*,..#..,.. ///*//***//**/***,,,,,,,*,*****
#####( #####%%%####%%##( #( ,,.. ,,, ....... ., ,,, ...,
#########%%#%#####%%%%%%%#( ###. .,,, . ,,, ., .. .. .., ., .,
########%%%%%#######%%%%%( #%( /, *. .,*,*,. ,**/###. .. ..
/////////*/****/***( /( #* ,* ....///**#( ####( ##/ ......., ., ..
%%%%%%%%%%%%%%&&( ( //////#*. /%%#*/* *. .,,,./( ###//*( ####( *#######( #######%%#%###
%%####%%%%#( /////*///.*,, . */%/// /( ,%#####( // ##%###/*( #( ###########( /( /##
%%#( %%#////////***//*./, *, ,*//*. /( /%###( #%/#( #%%%###( ,**#############*#%#*
/*, **/*///*.,,**//*,,***,.*/* /( ***##( %#&&#( /##%%%( ##( #( #%%%%%%%###%( ###( **
####/*,,,***. ,/,****///( *,*/*//* //%( ,, .###%%#( ########( ##%%%%%%%%#( ##%#&%%
####/*****/,**. *//*//( //( ///,,#/* /#,/( %%#%%#%#( ##( %( ###%%%%%##%######( /
##( /***,**,*,, */////( ////( /*/*, *( %%%###%%%%%##( #%( #######%%%%##( #####%/*
#/***,,,*,.,, */*/( ##( ///////, */( ( %%#( %%%#######/####%####%%%%%#########.
##%/**,,,,,,. .,.///( /*/////, ,*,.*( //%/%%%########%%####( #%%%#%%#( ########(
###( **,,..,... ,**////( *,, *//( //.//( *%%%##( *( #%%%%%##%%##%#%%##/( ######( %
#%//**,,,,... ...,*( #,,.*////( //( *##%########%##%%##%#( ######/( #( #####( &
%%( //*,,,,,. .. ..,.*/( /////( //,####( ###( ########%%####//( ########%%
/#//*,***,,.. ...,, .*///////***.###( *,( ( **,/*( //( ##%%#####( /( ########(
#%///***,,,,., .,* .,/****/*/**,##( /*( *,***/*//,*##%#%#%##//( ######/
#/( //**,**,.,. ..,, .,,*,,******( #* /*.*/,**/,**.,/####%####//( #####%
#( /( ***,,..*...... ...,, .. .*,.*//*( #( /..**/,,( /( //( ###( #( /( #////( /( #( ####%
%( /,*/*,***,........,,. . .,,..**( #####/( , .,,**/( ##( /,( #( /////( #( ###%
%///( /*. **,...,....,, .,. .. *,,,,,,/,**,, ,, ,,***#( ##( %#( **. ./,*,./####&
#( ( . ,/. .,,,,.,..,,, , ... ..,//..,,**,*,,****/#( *( ,/( #( #( */ /
( ,#./... *,,,,,,.,,, ., . ,***//****, .*,,,,., ,,, .**/*( #( /#%%%%##*###( %#( ####
/# /... *..,,.,. ..,**,/,*,. ,***, ,,,,,,**/*##( *,####%( ####( *( ##( *
,( /*,. ,/******. .. . . .,,,,,,*,.( ####( #######( /##/
#( /*,./. ,/( //////. .,*( **,, .. .*,* .( ########( /( *(
***,...... , **,/( ///( /*#( **( /* /. ..,( #######( //%%%%
#**. ........* ,*( //( ////( //*##( ######( ###( #( .( /#**( #######/( %%%%%%
.
.....,** ,/( ,*//****,*///,######( ####( #( / /**( %#%%####(
137 kb
Maarten Vanden
Eynde
%%&&&&&&&&&&&&&&&&&&&&&&&&&&&&&&&&&&&&&&&&&&&&&&&&&&&&&&&&&&&&&&&&&&&&&&&&&&&&&&
%&&* ** ***** ******* ******* * * * * , * * * * * , * , * * , , , , * , , , , , , , , , , , , , , , , , , , , , , , , , , , , , , , , ,&&
&&&, , * , * , , , , , , * , , , , , , , , , , , , , * , , , , , * , , , , , , , * , , , , , , , , , , , , , , , , , , , , , , , , , , , , , , , , , , , @@
&&@* * * * * * * ,* * * , * * , * , , , * , * * , * , , * , * , * , , (////////// , , , , , , , , , , , , , , , , , , , , , , , , @@
&&@*** * ** , * , * * * * * * * * , , , , * , , * , , * , , , , , . * * , . , . ,#,/ . , , , , , , , , , , , , , , , , , , , , * , , , , * @@
&&@* * , ** , . , , * ** * * * * * * * * * ** * , * * , , , , , , . , , , , * , , , , , , , , , , , , , , , , , , , , , , , , , , , , , , , , , , , * @ @
&&@* **** * * * * * * * * * * , * * ** * * * * * * * , , , , , * . ,* , * * , , , * , , , , , , , , (* , , , , , , , , , , , , , , , * @@
&&@** ************ * , * * * * *** (#* (* * * * , , , , , , , , , , * , , , , , , , , , , , , , , ,/ , , , , , , , , , , * * @@
&&@****** ***** *** * , ,* * ,*/#, ,&%, , * , * , , , * , , , , , , , , , , , , , , , , , , */ , , , , , , , , , , , * * @@
&&@***** * * ,***** * * , * * ** * * , , * ,* , , , * , , , , * , , , , , , * * * , , , , , , , , , , , ,/ , , , , , , , , , , , , * @@
&&@* ******#***** * * * * * * * * * * * * , * , * * * , * , , , , , , , , , , , , , , , , , , , , , ,/ , , , , , , , . , , , , , * @ @
&&@***** ** **** ** ,* , , , , * * ** * * , * , * , * * * , , , . , , , * , * , , , , , , , , , , , , * ,/ , , , , , , , , , , , , * @@
&&@************** *** * * , ** * , * , * , , , , , , , , , , , , , * , , , , , , , , , , , , ,/ , , , , , , , , , , , , , , , * @ @
&&@** * ******* * * * * * *** , * * * * * , , , * * , * , , , , , , , , , , , * * * , , , , , , , , , , ,/ , , , , , , , , , , , , , , * , @ @
&&@********* * * ** , , , * ** * ** , , * * * * * * * , , * * * , , * * * , , */ , , , , , , , , , , ,/ , , , , , , , , . , , , , ,* @ @
&&@** ********** ** , *#* * * * * * * * , , * , , , , , * , * * * , , , ,// , * , * , , , , , , , , , ,/ * , , , , , , ,%, , * , ,* @ @
&&@****** * , ***** , ,* , , , (/ ,* ** * * , , * * * , , , , , , , **///// , , , , ,/ , , * , , , , , , , , , , , ,* @@
&&@************ * * * * , . ,* , , * * , * * * * * * , , , * * , , , , , , , , * , , , , , , , , , , , , , , , * , , , , , , , , , , , * @ @
&&@************* * * * , , , . ,* * * , , * * , ,// , , * * , , , , , , , , , , , , , , * , , , , , , , , , , , , , , , , , , , * @@
&&@******* ** ,** * , * * , , , , * , * ** * , , , , * * , , , , , , , , , * , ,/ . , , , , , , , , , , , , , , , , , , , , , , , , , , * @ @
&&@*** ** , * , , , , * , ** , , , , * * * */ , , , * * * * * , * ,/ , , , , , , , , , , , , , , , , , , , , , , , , , , , , , , , , , , , , * @ @
%&@************ ** ** (* ** , * ** *** , * , , , * , , * ,/ , . . . . . . , , , , , , , , , , , , , , , , , , , , , , *&@
%&@*********** ***** * , , ** *** * ** * * , , * , , , ,/ , , , , , , , , , , , , * , , , , , , , * , , , , , , , , , , , , , , , *&@
&&@***** , , * , , * * * , * * * * * ** * *** * , , , * , , , , * * * , , , , . , , , , , , , , , , , , , , , , , , , , , , , , , , ,&@
%&@********* ***** ** (* ** , ** * * * * , , * * , , , * * ,#(/ , , , , , , , , , , * , , , , , , , , , , , , , , , , , , * , *&@
%&&******** * **** * * * (* * * * * , * , , , , , , * , , , * ,* * * * * * * * , , , , , * , , , , , , , , , , , , , , * , , , , , *&@
%&@****** * ,********/ * **** ,/ , , , * * * * * * , , * * , , , , * , , , * * * , , , , , * , , , , , , , , , , , , , **&@
%&&****** , . ********/* ** *** * * , * * * * , * * ** ** , * * * * * , * * , * * , * * * * , * , , * , , , , , , , , , , , , , , , ,&@
%&&* ***** , ,********/******** * * * * * , * * ,*% */ ,* .*#/ , * * * * *** * * * * , , , , , , , , , , , * , , , , * *&@
%&&**************** * * ******** ***** ** * * (#*** *** * ** ** * * ** * * * * ,* , , , , , * , * , , , * , , , ,*&@
%&&* ************************************* ********** *** ***** * * * * * , , * * * * , , , , * , **&@
%&&///////////////////////////////////////////////////////////////// (//////// (&@
95 kb